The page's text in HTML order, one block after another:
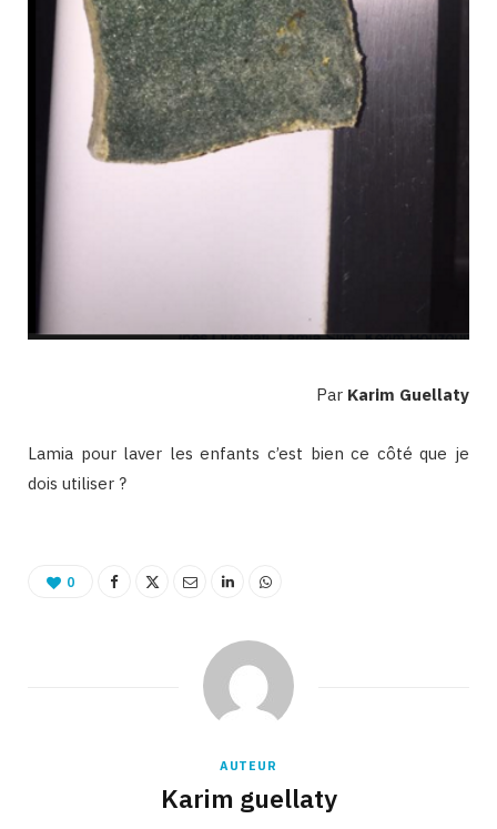
Par Karim Guellaty
Lamia pour laver les enfants c’est bien ce côté que je
dois utiliser ?
0
AUTEUR
Karim guellaty